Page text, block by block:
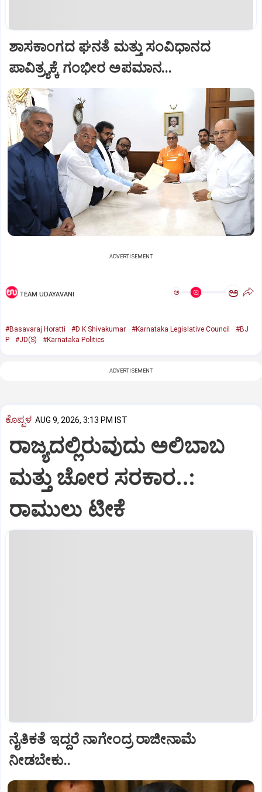
ಶಾಸಕಾಂಗದ ಘನತೆ ಮತ್ತು ಸಂವಿಧಾನದ
ಪಾವಿತ್ರ್ಯಕ್ಕೆ ಗಂಭೀರ ಅಪಮಾನ...
ADVERTISEMENT
TEAM UDAYAVANI ಅ ಅ
#Basavaraj Horatti #D K Shivakumar #Karnataka Legislative Council
#BJ
P
#JD(S) #Karnataka Politics
ADVERTISEMENT
ಕೊಪ್ಪಳ AUG 9, 2026, 3:13 PM IST
ರಾಜ್ಯದಲ್ಲಿರುವುದು ಅಲಿಬಾಬ
ಮತ್ತು ಚೋರ ಸರಕಾರ..:
ರಾಮುಲು ಟೀಕೆ
ನೈತಿಕತೆ ಇದ್ದರೆ ನಾಗೇಂದ್ರ ರಾಜೀನಾಮೆ
ನೀಡಬೇಕು..